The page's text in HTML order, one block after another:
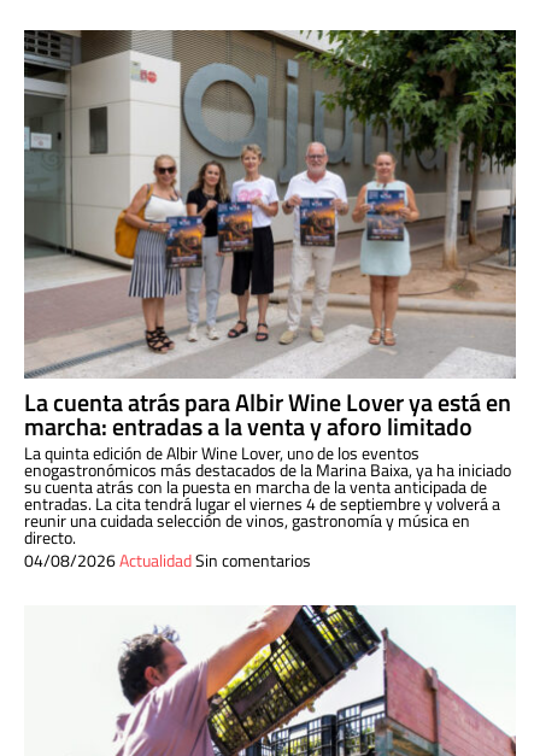
La cuenta atrás para Albir Wine Lover ya está en
marcha: entradas a la venta y aforo limitado
La quinta edición de Albir Wine Lover, uno de los eventos
enogastronómicos más destacados de la Marina Baixa, ya ha iniciado
su cuenta atrás con la puesta en marcha de la venta anticipada de
entradas. La cita tendrá lugar el viernes 4 de septiembre y volverá a
reunir una cuidada selección de vinos, gastronomía y música en
directo.
04/08/2026ActualidadSin comentarios